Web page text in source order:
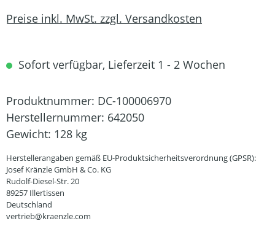
Preise inkl. MwSt. zzgl. Versandkosten
Sofort verfügbar, Lieferzeit 1 - 2 Wochen
Produktnummer: DC-100006970
Herstellernummer: 642050
Gewicht: 128 kg
Herstellerangaben gemäß EU-Produktsicherheitsverordnung (GPSR):
Josef Kränzle GmbH & Co. KG
Rudolf-Diesel-Str. 20
89257 Illertissen
Deutschland
vertrieb@kraenzle.com